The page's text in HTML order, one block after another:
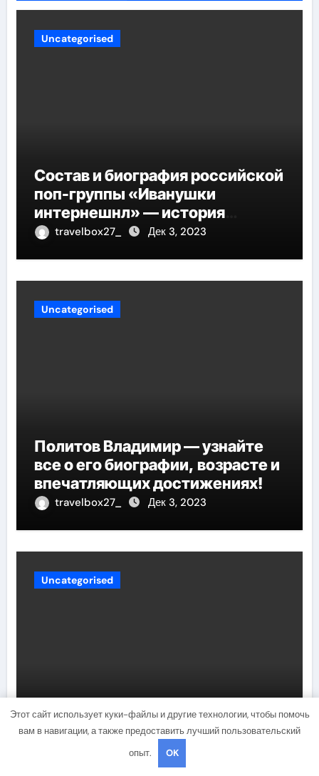
Uncategorised
Состав и биография российской
поп-группы «Иванушки
интернешнл» — история
успеха, музыка и судьбы
travelbox27_ Дек 3, 2023
Uncategorised
Политов Владимир — узнайте
все о его биографии, возрасте и
впечатляющих достижениях!
travelbox27_ Дек 3, 2023
Uncategorised
Биография Руби Роуз —
успешная музыкальная
карьера, личная жизнь и
знаковые достижения
Этот сайт использует куки-файлы и другие технологии, чтобы помочь
вам в навигации, а также предоставить лучший пользовательский
опыт.
OK